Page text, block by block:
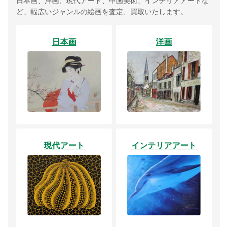
ど、幅広いジャンルの絵画を査定、買取いたします。
日本画 洋画
現代アート インテリアアート